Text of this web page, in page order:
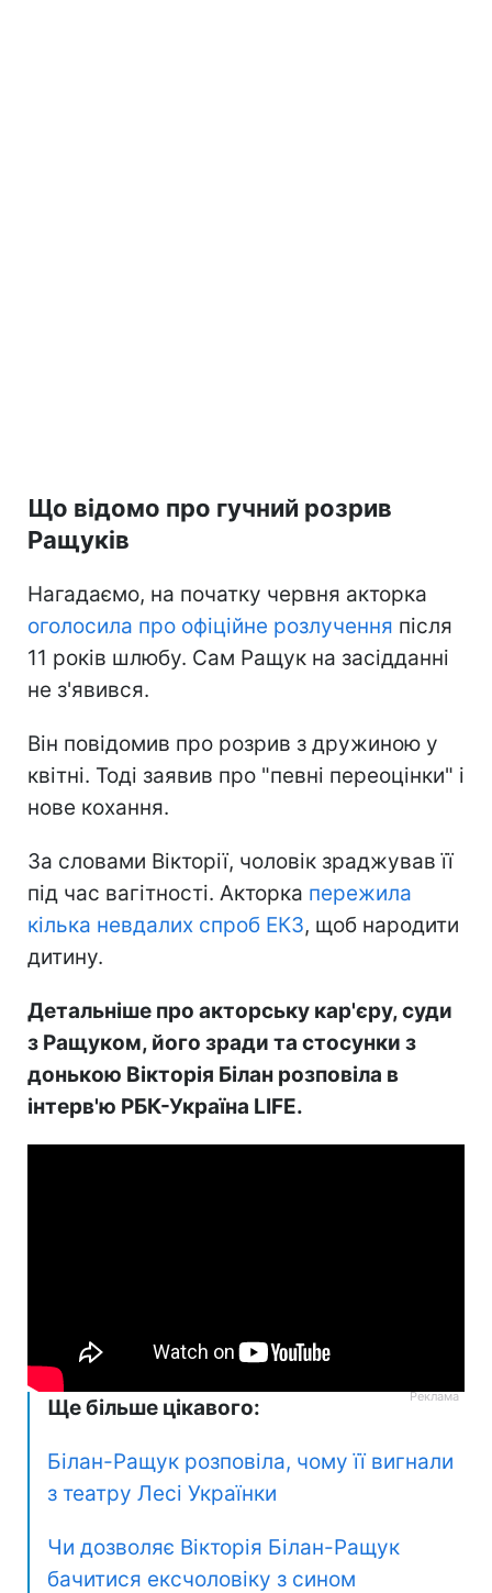
Що відомо про гучний розрив
Ращуків
Нагадаємо, на початку червня акторка
оголосила про офіційне розлучення після
11 років шлюбу. Сам Ращук на засідданні
не з'явився.
Він повідомив про розрив з дружиною у
квітні. Тоді заявив про "певні переоцінки" і
нове кохання.
За словами Вікторії, чоловік зраджував її
під час вагітності. Акторка пережила
кілька невдалих спроб ЕКЗ, щоб народити
дитину.
Детальніше про акторську кар'єру, суди
з Ращуком, його зради та стосунки з
донькою Вікторія Білан розповіла в
інтерв'ю РБК-Україна LIFE.
Ще більше цікавого:
Білан-Ращук розповіла, чому її вигнали
з театру Лесі Українки
Чи дозволяє Вікторія Білан-Ращук
бачитися ексчоловіку з сином